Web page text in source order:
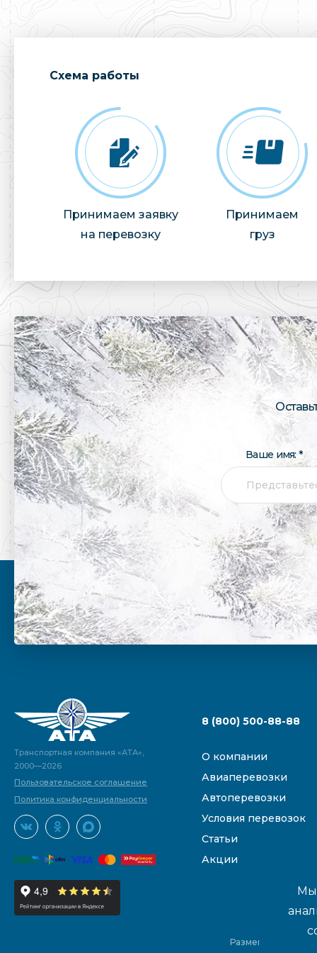
Cхема работы
Принимаем заявку
на перевозку
Принимаем
груз
Ваше имя: *
Транспортная компания «АТА»,
2000—2026
Пользовательское соглашение
Политика конфиденциальности
8 (800) 500-88-88
О компании
Авиаперевозки
Автоперевозки
Условия перевозок
Статьи
Акции
Размещенные на
Мы